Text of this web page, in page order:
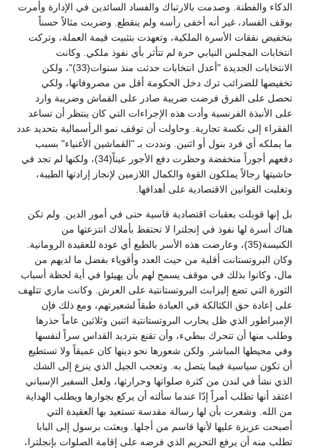
الذكاء والفطنة. وصدمت بالارتباك والفساد السائدين في الإدارة وأمرت
بوقف الفساد، غير أنه أخفى رأسه ولم ينقطع. وضربت مثالاً حسناً
بتخفيض نفقات الأسرة الملكية، وتعهدت بتثبيت قيمة العملة، وتركت
انتخابات المجلس النيابي حرة لم تتأثر بأي نفوذ ملكي. وكانت
الانتخابات الجديدة "أعدل انتخابات حدثت منذ سنوات(33)"، ولكن
تخفيضها للضرائب ترك دخل الحكومة أقل من مصروفاتها، ولكي
تحصل على الفرق فرضت ضريبة صادر على القماش وضريبة وارد
على الأنبذة الفرنسية وأدت هذه الإجراءات التي كان ينتظر أن تساعد
الفقراء إلى نكسة تجارية. وحاولت أن توقف نمو الرأسمالية بتحديد عدد
ما يملكه أي فرد بنول أو اثنين. ونددت بـ "القماشين الأغنياء" بسبب
دفعهم أجوراً منخفضة وحظرت دفع الأجور عيناً(34)، ولكنها لم تجد في
حاشيتها رجالاً يملكون القوة والكمال اللازمين لإنجاز إرادتها الطيبة،
وتغلبت القوانين الاقتصادية على أهدافها.
بل إنها قوبلت بعقبات اقتصادية قاسية حتى في أمور الدين. ولم تكن
هناك أسرة لها نفوذ في إنجلترا لا تحتفظ بأملاك انتزعتها من
الكنيسة(35)، وعارضت هذه الأسر بالطبع أي عودة للعقيدة الرومانية.
وكان البروتستانت أقلية من حيث العدد وأقوياء بفضل ما لديهم من
مال، وكانوا بذلك في موقف يسمح لهم بأن يهيئوا في أية لحظة أسباب
الثورة التي تضع إليزابث البروتستانتية على العرش. وكانت ماري تتلهف
على إعادة حق الكثالكة في العبادة طبقاً لشعيرتهم، ومع ذلك فإن
الإمبراطور الذي ظل يحارب البروتستانتية اثنين وثلاثين عاماً حذرها
وطلب منها أن تتحرك ببطيء، وأن تقنع بترديد القداس سراً لنفسها
وفي محيطها المباشر. ولكن شعورها نحو دينها كان عميقاً ولا تستطيع
أن تكون سياسية فيما يتصل به. وتعجب الجيل الذي ينزع إلى الشك
الذي نشأ في لندن من كثرة صلواتها وحرارتها، ولعل السفير الإسباني
اعتقد أنها تطلب أمراً إدّا عندما سألته أن يركع بجوارها ويطلب الهداية
من الله. وشعرت بأن لها رسالة مقدسة تستعيد بها العقيدة التي
أصبحت عزيزة عليها لأنها قاسم من أجلها. وبعثت برسول إلى البابا
تطلب منه أن يرفع التحريم الذي فرضه على إقامة الصلوات بإنجلترا،